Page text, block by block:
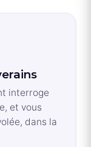
interroge
et vous
dans la